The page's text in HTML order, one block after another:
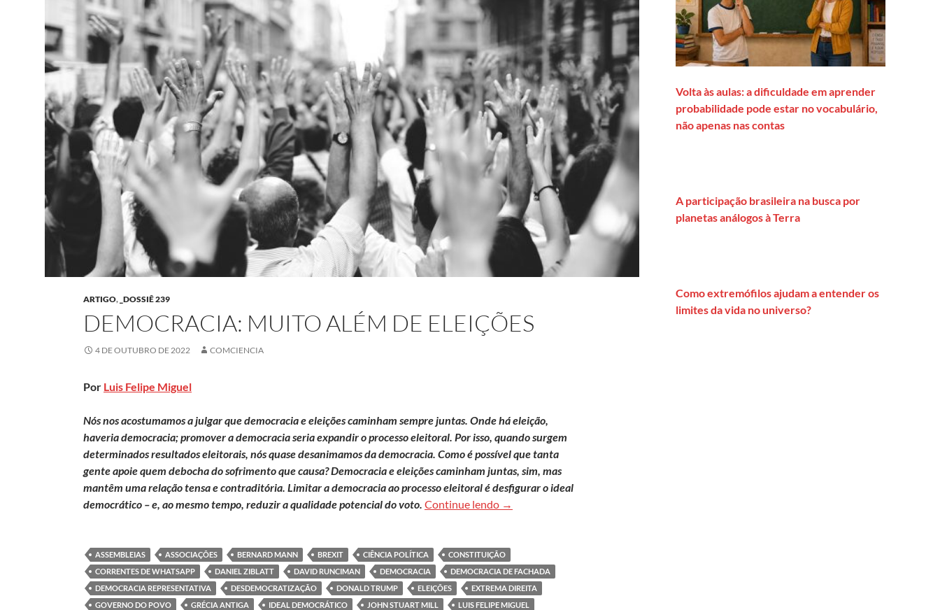
ARTIGO, _DOSSIÊ 239
DEMOCRACIA: MUITO ALÉM DE ELEIÇÕES
4 DE OUTUBRO DE 2022 COMCIENCIA
Por Luis Felipe Miguel
Nós nos acostumamos a julgar que democracia e eleições caminham sempre juntas. Onde há eleição,
haveria democracia; promover a democracia seria expandir o processo eleitoral. Por isso, quando surgem
determinados resultados eleitorais, nós quase desanimamos da democracia. Como é possível que tanta
gente apoie quem debocha do sofrimento que causa? Democracia e eleições caminham juntas, sim, mas
mantêm uma relação tensa e contraditória. Limitar a democracia ao processo eleitoral é desfigurar o ideal
democrático – e, ao mesmo tempo, reduzir a qualidade potencial do voto. Continue lendo Democracia: muito além de eleições
→
ASSEMBLEIAS ASSOCIAÇÕES BERNARD MANN BREXIT CIÊNCIA POLÍTICA
CONSTITUIÇÃO
CORRENTES DE WHATSAPP
DANIEL ZIBLATT DAVID RUNCIMAN DEMOCRACIA
DEMOCRACIA DE FACHADA
DEMOCRACIA REPRESENTATIVA
DESDEMOCRATIZAÇÃO DONALD TRUMP ELEIÇÕES
EXTREMA DIREITA
GOVERNO DO POVO
GRÉCIA ANTIGA IDEAL DEMOCRÁTICO JOHN STUART MILL
LUIS FELIPE MIGUEL
Volta às aulas: a dificuldade em aprender
probabilidade pode estar no vocabulário,
não apenas nas contas
A participação brasileira na busca por
planetas análogos à Terra
Como extremófilos ajudam a entender os
limites da vida no universo?